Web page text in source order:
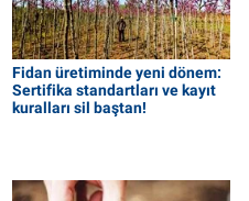
Fidan üretiminde yeni dönem:
Sertifika standartları ve kayıt
kuralları sil baştan!